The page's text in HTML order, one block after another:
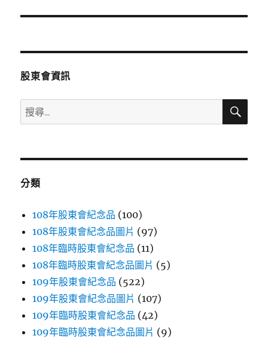
篇
章:
股東會資訊
搜
尋
鍵
搜
分類
108年股東會紀念品 (100)
108年股東會紀念品圖片 (97)
108年臨時股東會紀念品 (11)
108年臨時股東會紀念品圖片 (5)
109年股東會紀念品 (522)
109年股東會紀念品圖片 (107)
109年臨時股東會紀念品 (42)
109年臨時股東會紀念品圖片 (9)